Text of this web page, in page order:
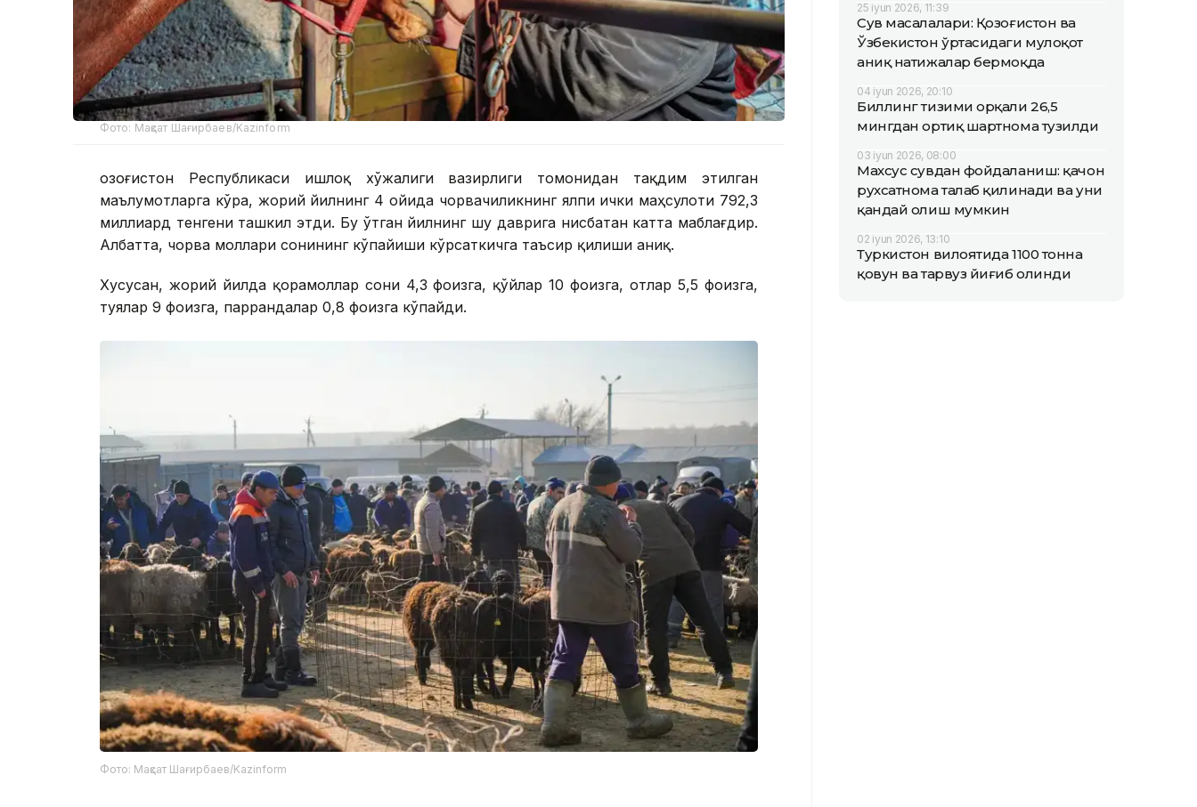
Фото: Мақсат Шағирбаев/Kazinform
Қозоғистон Республикаси Қишлоқ хўжалиги вазирлиги томонидан тақдим этилган
маълумотларга кўра, жорий йилнинг 4 ойида чорвачиликнинг ялпи ички маҳсулоти 792,3
миллиард тенгени ташкил этди. Бу ўтган йилнинг шу даврига нисбатан катта маблағдир.
Албатта, чорва моллари сонининг кўпайиши кўрсаткичга таъсир қилиши аниқ.
Хусусан, жорий йилда қорамоллар сони 4,3 фоизга, қўйлар 10 фоизга, отлар 5,5 фоизга,
туялар 9 фоизга, паррандалар 0,8 фоизга кўпайди.
Фото: Мақсат Шағирбаев/Kazinform
25 iyun 2026, 11:39
Сув масалалари: Қозоғистон ва
Ўзбекистон ўртасидаги мулоқот
аниқ натижалар бермоқда
04 iyun 2026, 20:10
Биллинг тизими орқали 26,5
мингдан ортиқ шартнома тузилди
03 iyun 2026, 08:00
Махсус сувдан фойдаланиш: қачон
рухсатнома талаб қилинади ва уни
қандай олиш мумкин
02 iyun 2026, 13:10
Туркистон вилоятида 1100 тонна
қовун ва тарвуз йиғиб олинди